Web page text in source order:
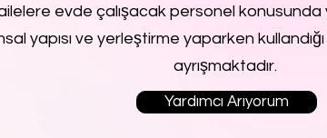
evde çalışacak personel konusunda
yapısı ve yerleştirme yaparken
ayrışmaktadır.
Yardımcı Arıyorum